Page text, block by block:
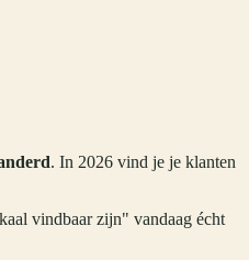
. In 2026 vind je je klanten
vindbaar zijn" vandaag écht